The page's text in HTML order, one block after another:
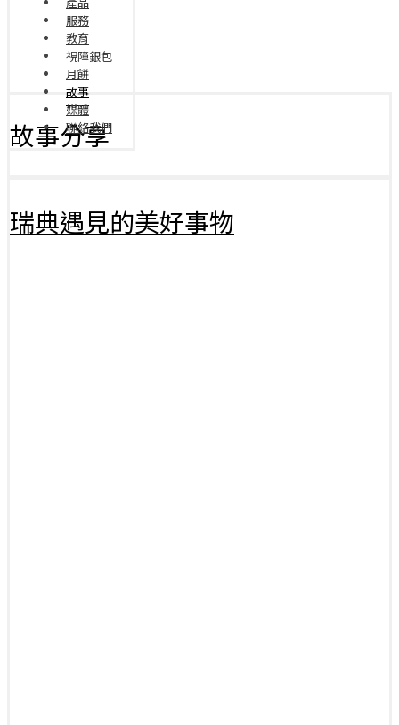
服務
教育
視障銀包
月餅
故事
媒體
聯絡我們
故事分享
瑞典遇見的美好事物